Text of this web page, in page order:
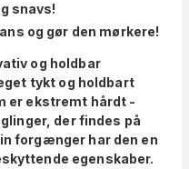
snavs!
og gør den mørkere!
og holdbar
tykt og holdbart
er ekstremt hårdt -
der findes på
forgænger har den en
egenskaber.